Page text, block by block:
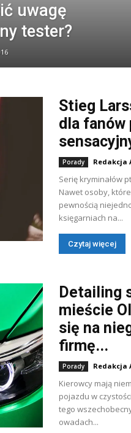
uwagę
tester?
Stieg
dla fanów
Porady Redakcja
Serię kryminałów
Nawet osoby,
pewnością
księgarniach na...
Czytaj więcej
Detailing
mieście
się na
firmę...
Porady Redakcja
Kierowcy mają
pojazdu w
tego
owadach...